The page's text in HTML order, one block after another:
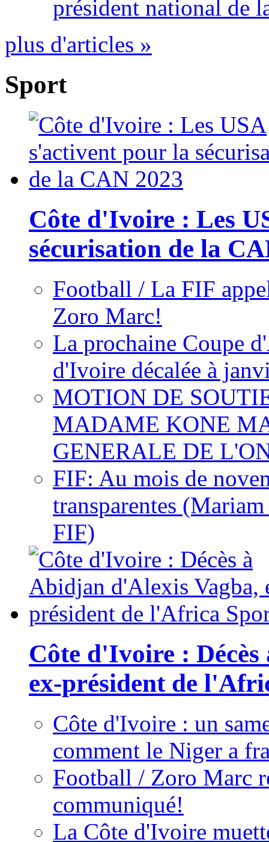
président national de
plus d'articles »
Sport
Côte d'Ivoire : Les
sécurisation de la
Football / La FIF
Zoro Marc!
La prochaine Coupe
d'Ivoire décalée à
MOTION DE
MADAME KONE
GENERALE DE
FIF: Au mois de
transparentes
FIF)
Côte d'Ivoire :
ex-président de
Côte d'Ivoire : un
comment le Niger a
Football / Zoro Marc
communiqué!
La Côte d'Ivoire